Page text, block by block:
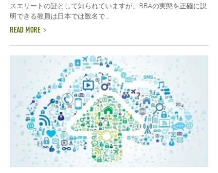
スエリートの証として知られていますが、BBAの実態を正確に説
明できる教員は日本では数名で...
READ MORE